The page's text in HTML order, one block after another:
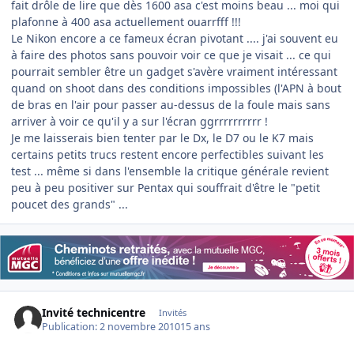
fait drôle de lire que dès 1600 asa c'est moins beau ... moi qui
plafonne à 400 asa actuellement ouarrfff !!!
Le Nikon encore a ce fameux écran pivotant .... j'ai souvent eu
à faire des photos sans pouvoir voir ce que je visait ... ce qui
pourrait sembler être un gadget s'avère vraiment intéressant
quand on shoot dans des conditions impossibles (l'APN à bout
de bras en l'air pour passer au-dessus de la foule mais sans
arriver à voir ce qu'il y a sur l'écran ggrrrrrrrrrr !
Je me laisserais bien tenter par le Dx, le D7 ou le K7 mais
certains petits trucs restent encore perfectibles suivant les
test ... même si dans l'ensemble la critique générale revient
peu à peu positiver sur Pentax qui souffrait d'être le "petit
poucet des grands" ...
Invité technicentre Invités
Publication:2 novembre 201015 ans